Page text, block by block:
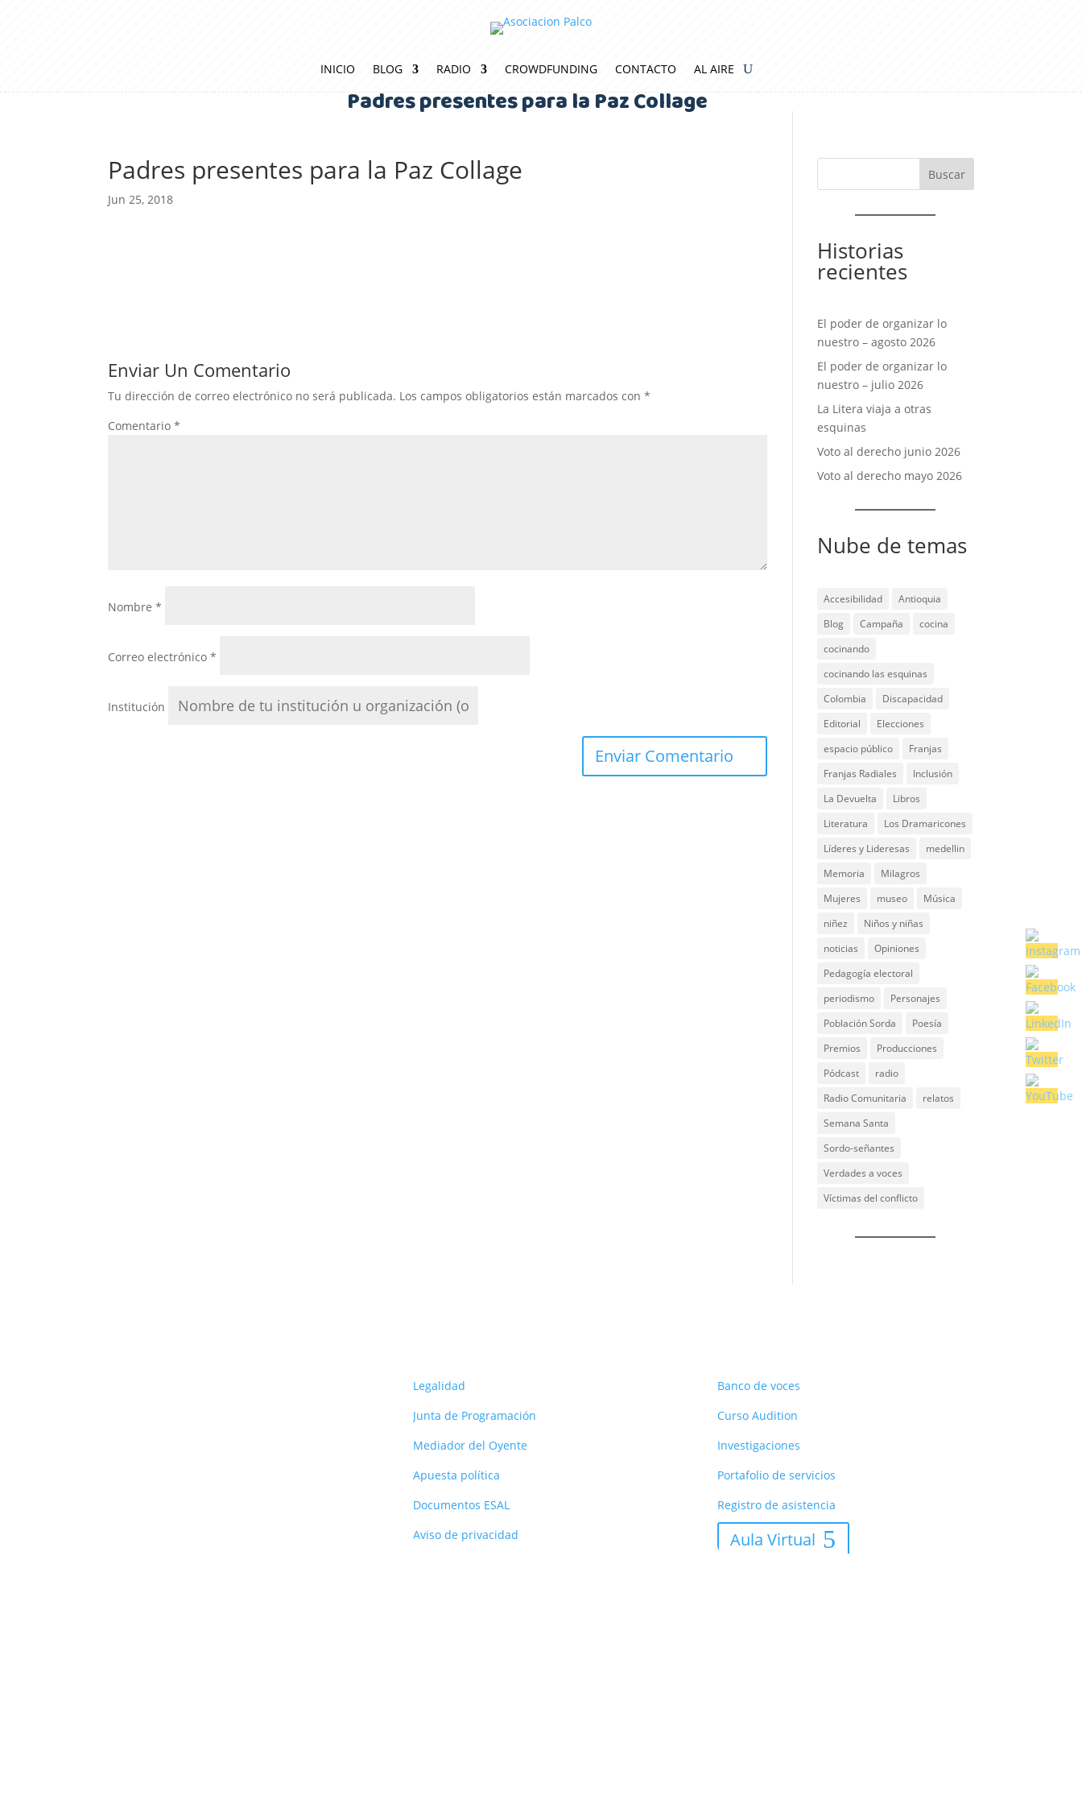
INICIO BLOG RADIO CROWDFUNDING CONTACTO AL AIRE
Padres presentes para la Paz Collage
Padres presentes para la Paz Collage
Jun 25, 2018
Enviar Un Comentario
Tu dirección de correo electrónico no será publicada. Los campos obligatorios están marcados con*
Comentario*
Nombre*
Correo electrónico*
Institución
Historias
recientes
El poder de organizar lo
nuestro – agosto 2026
El poder de organizar lo
nuestro – julio 2026
La Litera viaja a otras
esquinas
Voto al derecho junio 2026
Voto al derecho mayo 2026
Nube de temas
Accesibilidad
Antioquia
Blog
Campaña
cocina
cocinando
cocinando las esquinas
Colombia
Discapacidad
Editorial
Elecciones
espacio público
Franjas
Franjas Radiales
Inclusión
La Devuelta
Libros
Literatura
Los Dramaricones
Líderes y Lideresas
medellin
Memoria
Milagros
Mujeres
museo
Música
niñez
Niños y niñas
noticias
Opiniones
Pedagogía electoral
periodismo
Personajes
Población Sorda
Poesía
Premios
Producciones
Pódcast
radio
Radio Comunitaria
relatos
Semana Santa
Sordo-señantes
Verdades a voces
Víctimas del conflicto
Legalidad
Junta de Programación
Mediador del Oyente
Apuesta política
Documentos ESAL
Aviso de privacidad
Banco de voces
Curso Audition
Investigaciones
Portafolio de servicios
Registro de asistencia
Aula Virtual